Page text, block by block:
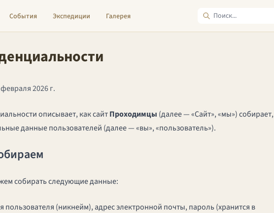
События Экспедиции Галерея
2026 г.
описывает, как сайтПроходимцы (далее — «Сайт», «мы») собирает,
данные пользователей (далее — «вы», «пользователь»).
собирать следующие данные:
пользователя (никнейм), адрес электронной почты, пароль (хранится в